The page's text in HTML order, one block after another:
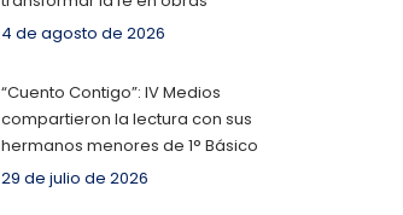
4 de agosto de 2026
“Cuento Contigo”: IV Medios
compartieron la lectura con sus
hermanos menores de 1° Básico
29 de julio de 2026